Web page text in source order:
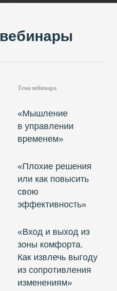
вебинары
Тема вебинара
«Мышление
в управлении
временем»
«Плохие решения
или как повысить
свою
эффективность»
«Вход и выход из
зоны комфорта.
Как извлечь выгоду
из сопротивления
изменениям»